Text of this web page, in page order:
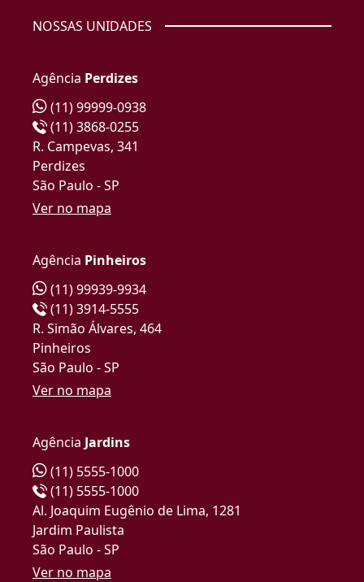
NOSSAS UNIDADES
Agência Perdizes
(11) 99999-0938
(11) 3868-0255
R. Campevas, 341
Perdizes
São Paulo - SP
Ver no mapa
Agência Pinheiros
(11) 99939-9934
(11) 3914-5555
R. Simão Álvares, 464
Pinheiros
São Paulo - SP
Ver no mapa
Agência Jardins
(11) 5555-1000
(11) 5555-1000
Al. Joaquim Eugênio de Lima, 1281
Jardim Paulista
São Paulo - SP
Ver no mapa